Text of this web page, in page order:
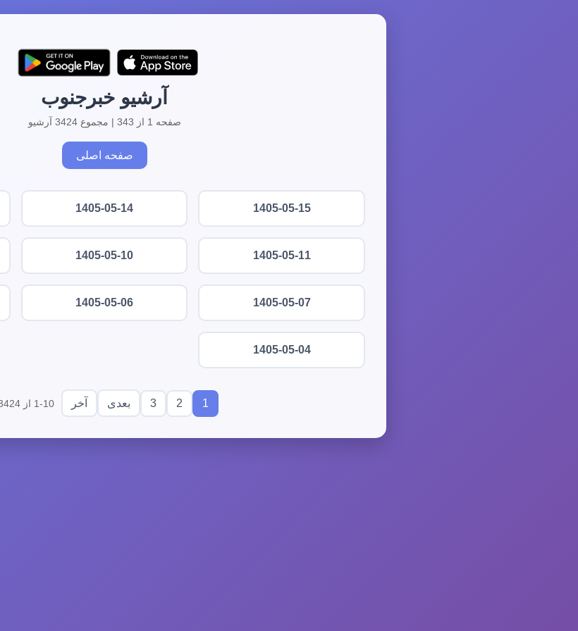
آرشیو خبرجنوب
صفحه 1 از 343 | مجموع 3424 آرشیو
صفحه اصلی
1405-05-15
1405-05-14
1405-05-11
1405-05-10
1405-05-07
1405-05-06
1405-05-04
1
2
3 بعدی آخر 1-10 از 3424